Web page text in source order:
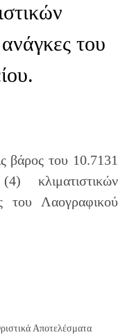
του
βάρος του 10.7131
κλιματιστικών
του Λαογραφικού
Αποτελέσματα